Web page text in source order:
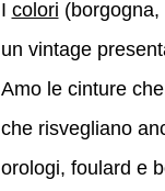
I colori
un vintage
Amo le cinture
che risvegliano
orologi, foulard e